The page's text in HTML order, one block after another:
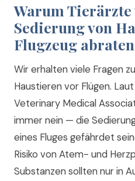
Warum Tierärzte
Sedierung von
Flugzeug abraten
Wir erhalten viele Fragen
Haustieren vor Flügen.
Veterinary Medical
immer nein — die
eines Fluges gefährdet
Risiko von Atem- und
Substanzen sollten nur in